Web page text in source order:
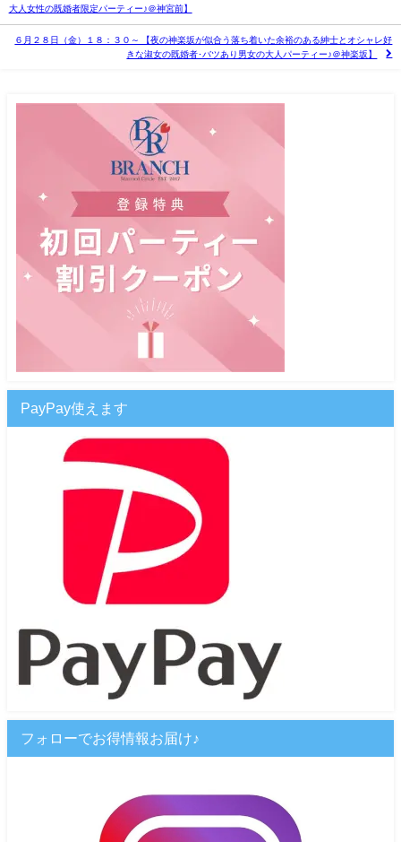
大人女性の既婚者限定パーティー♪＠神宮前】
６月２８日（金）１８：３０～ 【夜の神楽坂が似合う落ち着いた余裕のある紳士とオシャレ好
きな淑女の既婚者･バツあり男女の大人パーティー♪＠神楽坂】
PayPay使えます
フォローでお得情報お届け♪